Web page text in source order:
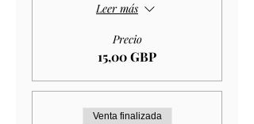
Leer más
Precio
15,00 GBP
Venta finalizada